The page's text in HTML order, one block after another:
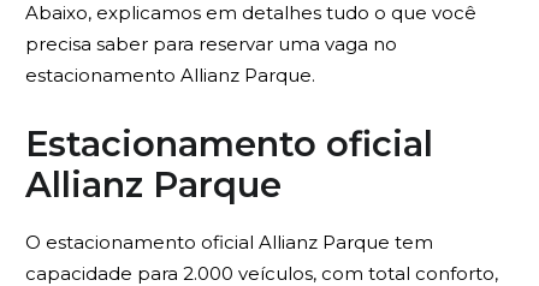
Abaixo, explicamos em detalhes tudo o que você
precisa saber para reservar uma vaga no
estacionamento Allianz Parque.
Estacionamento oficial
Allianz Parque
O estacionamento oficial Allianz Parque tem
capacidade para 2.000 veículos, com total conforto,